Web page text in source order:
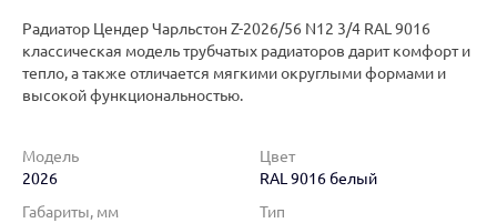
Радиатор Цендер Чарльстон Z-2026/56 N12 3/4 RAL 9016
классическая модель трубчатых радиаторов дарит комфорт и
тепло, а также отличается мягкими округлыми формами и
высокой функциональностью.
Модель
2026
Цвет
RAL 9016 белый
Габариты, мм
Тип